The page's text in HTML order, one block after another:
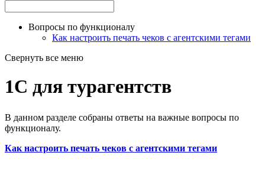
Вопросы по функционалу
Как настроить печать чеков с агентскими тегами
Свернуть все меню
1С для турагентств
В данном разделе собраны ответы на важные вопросы по
функционалу.
Как настроить печать чеков с агентскими тегами